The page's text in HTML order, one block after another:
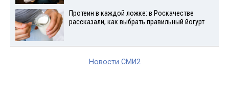
Протеин в каждой ложке: в Роскачестве
рассказали, как выбрать правильный йогурт
Новости СМИ2